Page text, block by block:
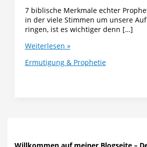
7 biblische Merkmale echter
in der viele Stimmen um unsere
ringen, ist es wichtiger denn […]
Wie
du,
Weiterlesen »
Ermutigung & Prophetie